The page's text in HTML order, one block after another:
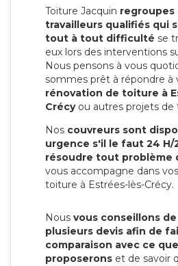
Toiture Jacquin regroupes
travailleurs qualifiés qui
tout à tout difficulté se
eux lors des interventions
Nous pensons à vous
sommes prêt à répondre à
rénovation de toiture à
Crécyou autres projets de
Nos couvreurs sont
urgence s'il le faut 24 H/
résoudre tout problème
vous accompagne dans
toiture à Estrées-lès-Crécy.
Nous vous conseillons
plusieurs devis afin de
comparaison avec ce
proposerons et de savoir